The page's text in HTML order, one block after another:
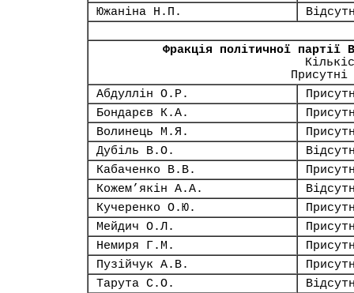
Южаніна Н.П.
Фракція політичної партії
Абдуллін О.Р.
Бондарєв К.А.
Волинець М.Я.
Дубіль В.О.
Кабаченко В.В.
Кожем’якін А.А.
Кучеренко О.Ю.
Мейдич О.Л.
Немиря Г.М.
Пузійчук А.В.
Тарута С.О.